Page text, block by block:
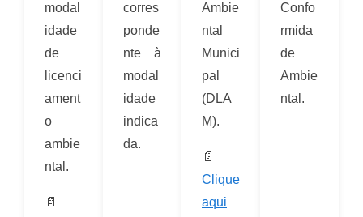
modal
idade
de
licenci
ament
o
ambie
ntal.
📄
corres
ponde
nte à
modal
idade
indica
da.
Ambie
ntal
Munici
pal
(DLA
M).
📄
Clique
aqui
Confo
rmida
de
Ambie
ntal.